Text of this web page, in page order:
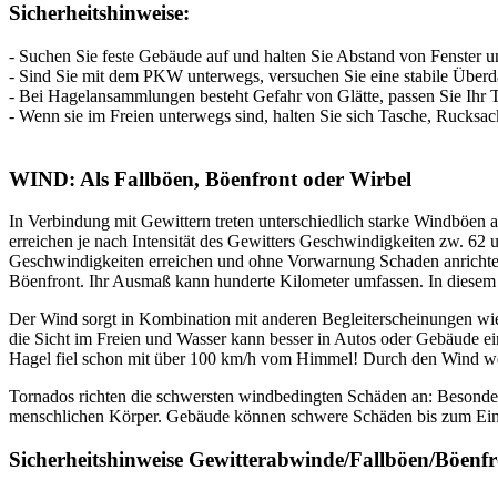
Sicherheitshinweise:
- Suchen Sie feste Gebäude auf und halten Sie Abstand von Fenster
- Sind Sie mit dem PKW unterwegs, versuchen Sie eine stabile
- Bei Hagelansammlungen besteht Gefahr von Glätte, passen Sie Ihr
- Wenn sie im Freien unterwegs sind, halten Sie sich Tasche,
WIND: Als Fallböen, Böenfront oder Wirbel
In Verbindung mit Gewittern treten unterschiedlich starke
erreichen je nach Intensität des Gewitters Geschwindigkeiten zw.
Geschwindigkeiten erreichen und ohne Vorwarnung Schaden
Böenfront. Ihr Ausmaß kann hunderte Kilometer umfassen. In
Der Wind sorgt in Kombination mit anderen Begleiterscheinungen
die Sicht im Freien und Wasser kann besser in Autos oder
Hagel fiel schon mit über 100 km/h vom Himmel! Durch den Wind
Tornados richten die schwersten windbedingten Schäden an:
menschlichen Körper. Gebäude können schwere Schäden bis zum
Sicherheitshinweise Gewitterabwinde/Fallböen/